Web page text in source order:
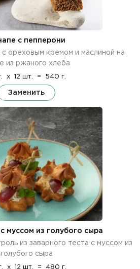
с пепперони
ореховым кремом и маслиной на
из ржаного хлеба
x 12 шт. = 540 г.
Заменить
муссом из голубого сыра
из заварного теста с муссом из
голубого сыра
x 12 шт. = 480 г.